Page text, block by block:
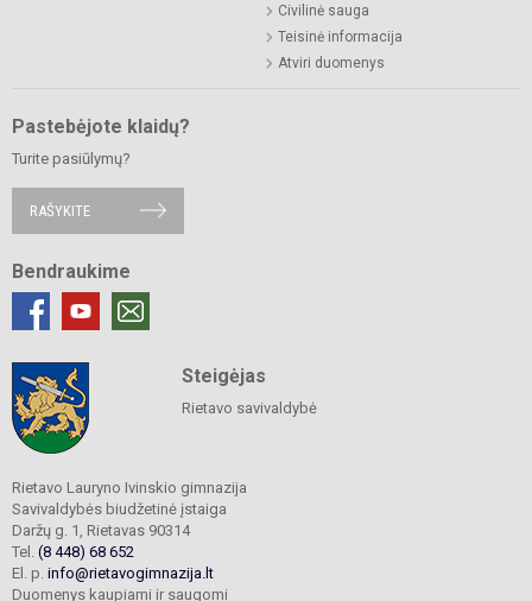
Civilinė sauga
Teisinė informacija
Atviri duomenys
Pastebėjote klaidų?
Turite pasiūlymų?
RAŠYKITE
Bendraukime
Steigėjas
Rietavo savivaldybė
Rietavo Lauryno Ivinskio gimnazija
Savivaldybės biudžetinė įstaiga
Daržų g. 1, Rietavas 90314
Tel. (8 448) 68 652
El. p. info@rietavogimnazija.lt
Duomenys kaupiami ir saugomi